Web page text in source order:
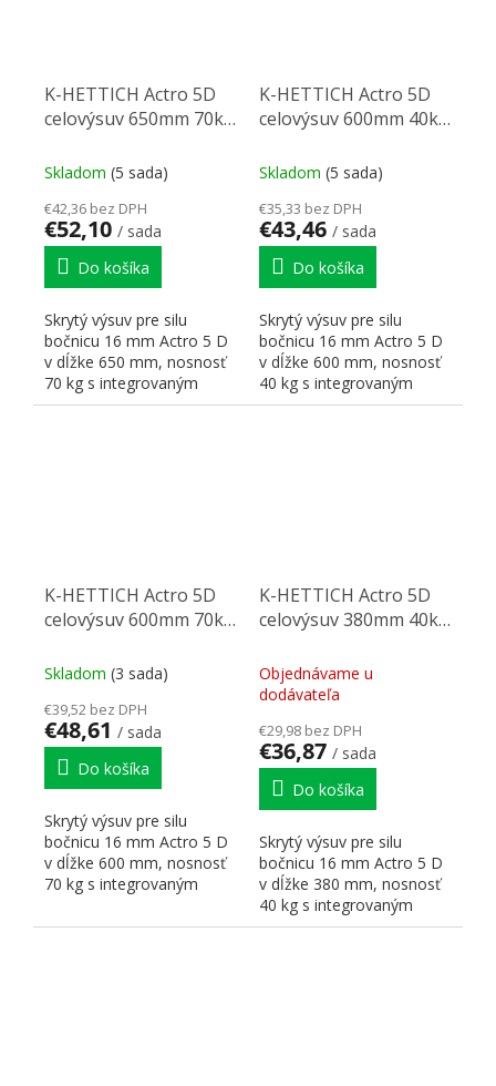
K-HETTICH Actro 5D
celovýsuv 650mm 70kg
Skladom (5 sada)
€42,36 bez DPH
€52,10 / sada
Do košíka
Skrytý výsuv pre silu
bočnicu 16 mm Actro 5 D
v dĺžke 650 mm, nosnosť
70 kg s integrovaným
tlmením Silent Systém (Si...
K-HETTICH Actro 5D
celovýsuv 600mm 40kg
Skladom (5 sada)
€35,33 bez DPH
€43,46 / sada
Do košíka
Skrytý výsuv pre silu
bočnicu 16 mm Actro 5 D
v dĺžke 600 mm, nosnosť
40 kg s integrovaným
tlmením Silent Systém (Si...
K-HETTICH Actro 5D
celovýsuv 600mm 70kg
Skladom (3 sada)
€39,52 bez DPH
€48,61 / sada
Do košíka
Skrytý výsuv pre silu
bočnicu 16 mm Actro 5 D
v dĺžke 600 mm, nosnosť
70 kg s integrovaným
K-HETTICH Actro 5D
celovýsuv 380mm 40kg
Objednávame u
dodávateľa
€29,98 bez DPH
€36,87 / sada
Do košíka
Skrytý výsuv pre silu
bočnicu 16 mm Actro 5 D
v dĺžke 380 mm, nosnosť
40 kg s integrovaným
tlmením Silent Systém (Si...